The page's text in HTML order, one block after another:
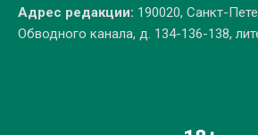
Адрес редакции: 190020, Санкт-
Обводного канала, д. 134-136-138,